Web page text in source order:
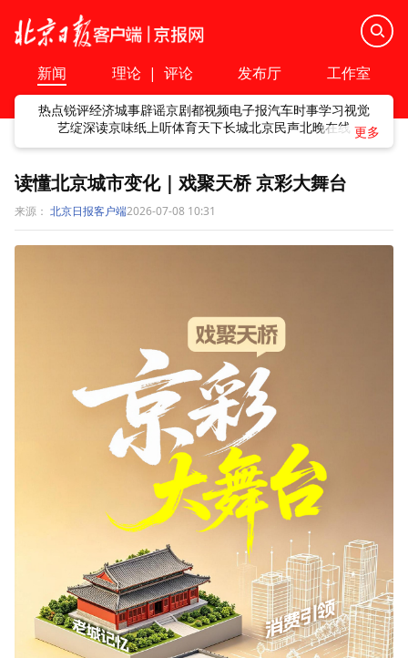
新闻 理论 | 评论 发布厅 工作室
热点锐评经济城事辟谣京剧都视频电子报汽车时事学习视觉
艺绽深读京味纸上听体育天下长城北京民声北晚在线
读懂北京城市变化｜戏聚天桥 京彩大舞台
来源： 北京日报客户端2026-07-08 10:31